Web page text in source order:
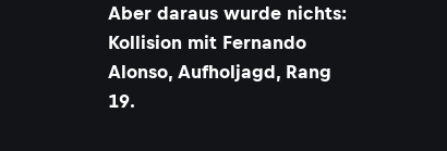
Aber daraus wurde nichts:
Kollision mit Fernando
Alonso, Aufholjagd, Rang
19.